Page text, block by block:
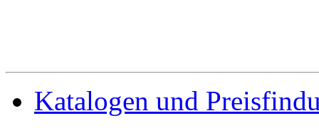
Katalogen und